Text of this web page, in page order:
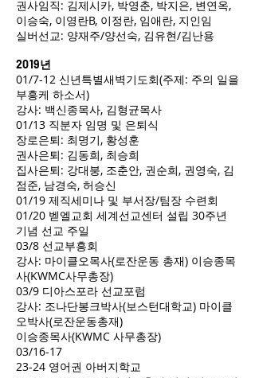
권사임직: 김제시카, 박영춘, 박지은, 변연옥,
이승숙, 이영란B, 이정란, 임애란, 지인임
실버선교: 양재주/양선숙, 김유현/김난용
2019년
01/7-12 신년특별새벽기도회(주제: 주의 일을
부흥케 하소서)
강사: 백신종목사, 김형균목사
01/13 직분자 임명 및 은퇴식
장로은퇴: 최명기, 황성훈
권사은퇴: 김동희, 최승희
집사은퇴: 강대붕, 조춘안, 권순희, 권영숙, 김
점준, 남경숙, 허승신
01/19 제직세미나 및 부서장/팀장 수련회
01/20 벧엘교회 세계선교센터 설립 30주년
기념 선교 주일
03/8 선교부흥회
강사: 마이클오목사(로잔운동 총재) 이승종목
사(KWMC사무총장)
03/9 디아스포라 선교포럼
강사: 조나단봉크박사(보스턴대학교) 마이클
오박사(로잔운동총재)
이승종목사(KWMC 사무총장)
03/16-17
23-24 영어권 아버지학교